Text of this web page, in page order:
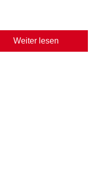
Weiter lesen